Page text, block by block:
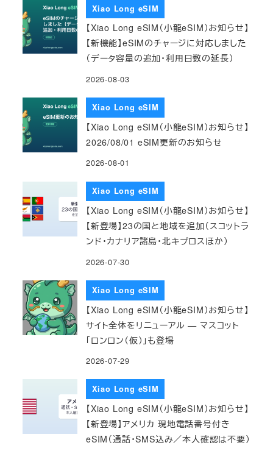
Xiao Long eSIM
【Xiao Long eSIM（小龍eSIM）お知らせ】
【新機能】eSIMのチャージに対応しました
（データ容量の追加・利用日数の延長）
2026-08-03
Xiao Long eSIM
【Xiao Long eSIM（小龍eSIM）お知らせ】
2026/08/01 eSIM更新のお知らせ
2026-08-01
Xiao Long eSIM
【Xiao Long eSIM（小龍eSIM）お知らせ】
【新登場】23の国と地域を追加（スコットラ
ンド・カナリア諸島・北キプロスほか）
2026-07-30
Xiao Long eSIM
【Xiao Long eSIM（小龍eSIM）お知らせ】
サイト全体をリニューアル — マスコット
「ロンロン（仮）」も登場
2026-07-29
Xiao Long eSIM
【Xiao Long eSIM（小龍eSIM）お知らせ】
【新登場】アメリカ 現地電話番号付き
eSIM（通話・SMS込み／本人確認は不要）